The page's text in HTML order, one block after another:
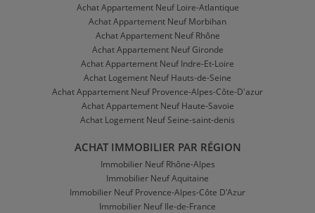
Achat Appartement Neuf Loire-Atlantique
Achat Appartement Neuf Morbihan
Achat Appartement Neuf Rhône
Achat Appartement Neuf Gironde
Achat Appartement Neuf Indre-Et-Loire
Achat Logement Neuf Hauts-de-Seine
Achat Appartement Neuf Provence-Alpes-Côte-D'azur
Achat Appartement Neuf Haute-Savoie
Achat Logement Neuf Seine-saint-denis
ACHAT IMMOBILIER PAR RÉGION
Immobilier Neuf Rhône-Alpes
Immobilier Neuf Aquitaine
Immobilier Neuf Provence-Alpes-Côte D'Azur
Immobilier Neuf Ile-de-France